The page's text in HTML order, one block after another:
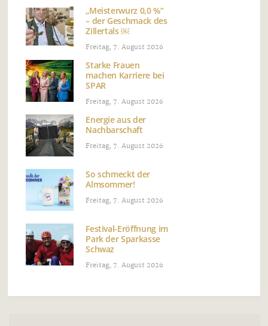
„Meisterwurz 0,0 %“
– der Geschmack des
Zillertals ￼
Freitag, 7. August 2026
Starke Frauen
machen Karriere bei
SPAR
Freitag, 7. August 2026
Energie aus der
Nachbarschaft
Freitag, 7. August 2026
So schmeckt der
Almsommer!
Freitag, 7. August 2026
Festival-Eröffnung im
Park der Sparkasse
Schwaz
Freitag, 7. August 2026